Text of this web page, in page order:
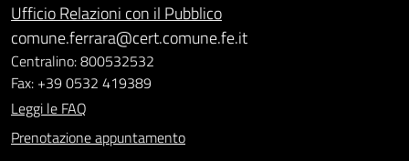
Ufficio Relazioni con il Pubblico
comune.ferrara@cert.comune.fe.it
Centralino: 800532532
Fax: +39 0532 419389
Leggi le FAQ
Prenotazione appuntamento